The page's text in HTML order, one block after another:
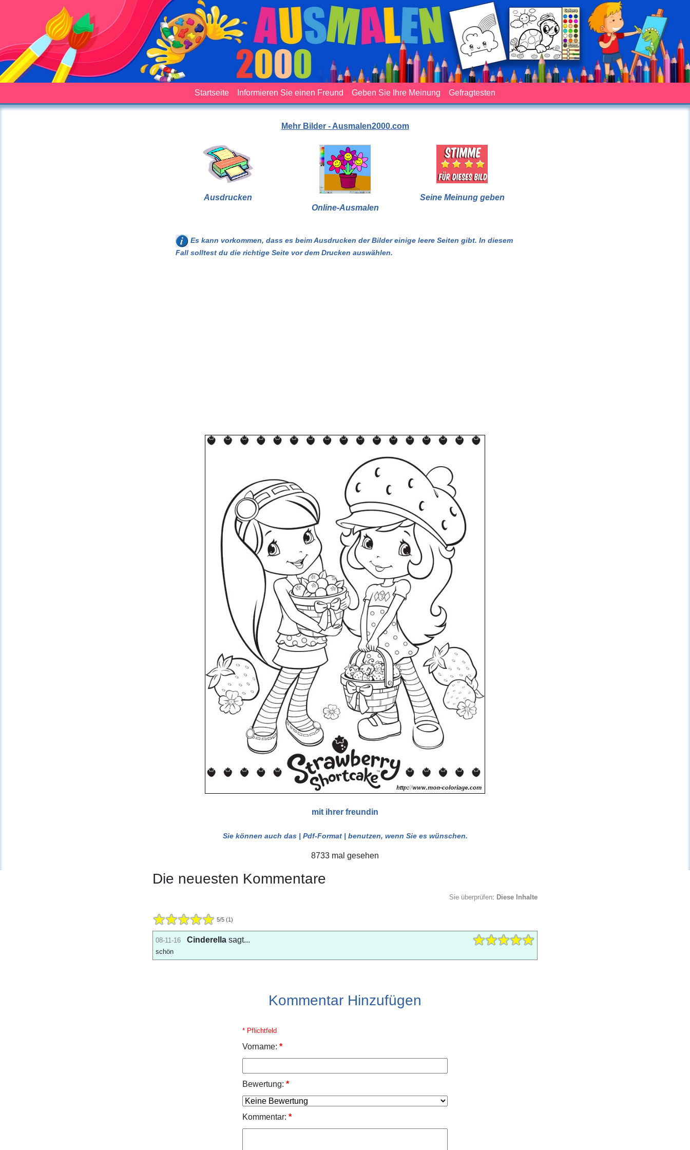
Startseite Informieren Sie einen Freund Geben Sie Ihre Meinung Gefragtesten
Mehr Bilder - Ausmalen2000.com
Ausdrucken
Online-Ausmalen
Seine Meinung geben
Es kann vorkommen, dass es beim Ausdrucken der Bilder einige leere Seiten gibt. In diesem
Fall solltest du die richtige Seite vor dem Drucken auswählen.
mit ihrer freundin
Sie können auch das | Pdf-Format | benutzen, wenn Sie es wünschen.
8733 mal gesehen
Die neuesten Kommentare
Sie überprüfen: Diese Inhalte
5/5 (1)
08-11-16 Cinderella sagt...
schön
Kommentar Hinzufügen
* Pflichtfeld
Vorname: *
Bewertung: *
Kommentar: *